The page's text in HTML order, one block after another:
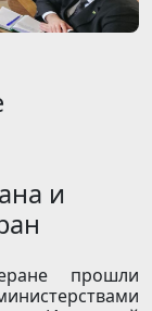
и
прошли